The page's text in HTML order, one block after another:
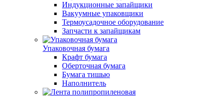
Индукционные запайщики
Вакуумные упаковщики
Термоусадочное оборудование
Запчасти к запайщикам
Упаковочная бумага
Крафт бумага
Оберточная бумага
Бумага тишью
Наполнитель